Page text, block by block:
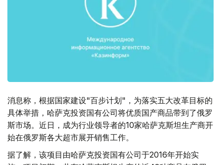
消息称，根据国家建设"百步计划"，为落实五大改革目标的
具体举措，哈萨克投资国有公司将优质国产商品带到了俄罗
斯市场。近日，成为行业领导者的10家哈萨克斯坦生产商开
始在俄罗斯各大超市展开销售工作。
据了解，该项目由哈萨克投资国有公司于2016年开始实